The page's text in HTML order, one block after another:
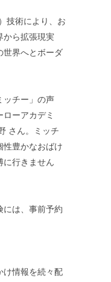
技術により、お
から拡張現実
世界へとボーダ
ッチー」の声
ーアカデミ
さん。ミッチ
性豊かなおばけ
に行きません
には、事前予約
け情報を続々配